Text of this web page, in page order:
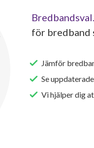
för bredband
Jämför
Se
Vi hjälper dig